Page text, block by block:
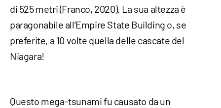
di 525 metri (Franco, 2020). La sua altezza è
paragonabile all’Empire State Building o, se
preferite, a 10 volte quella delle cascate del
Niagara!
Questo mega-tsunami fu causato da un